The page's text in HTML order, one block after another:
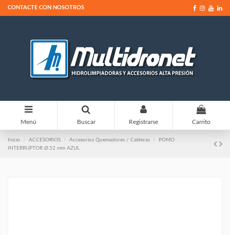
CONTACTE CON NOSOTROS
Menú Buscar Registrarse
0
Carrito
Inicio ACCESORIOS Accesorios Quemadores / Calderas
POMO
INTERRUPTOR Ø.52 mm AZUL